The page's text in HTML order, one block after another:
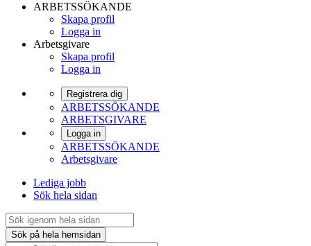
ARBETSSÖKANDE
Skapa profil
Logga in
Arbetsgivare
Skapa profil
Logga in
Registrera dig
ARBETSSÖKANDE
ARBETSGIVARE
Logga in
ARBETSSÖKANDE
Arbetsgivare
Lediga jobb
Sök hela sidan